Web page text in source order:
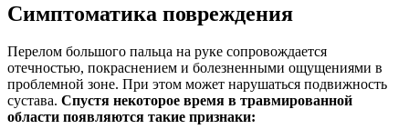
Симптоматика повреждения
Перелом большого пальца на руке сопровождается
отечностью, покраснением и болезненными ощущениями в
проблемной зоне. При этом может нарушаться подвижность
сустава. Спустя некоторое время в травмированной
области появляются такие признаки: